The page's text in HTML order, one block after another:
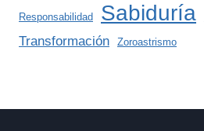
Responsabilidad Sabiduría
Transformación Zoroastrismo